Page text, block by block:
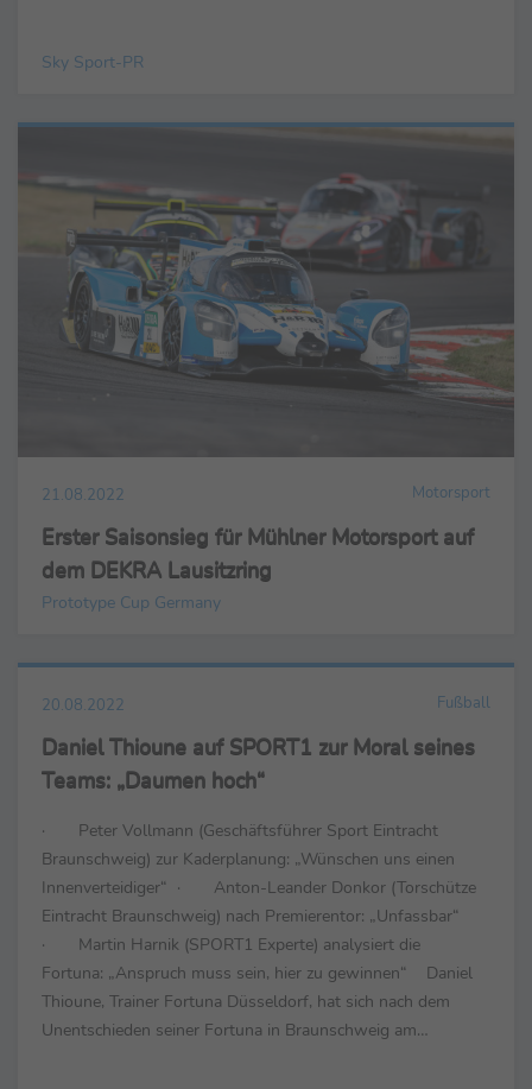
Sky Sport-PR
21.08.2022 Motorsport
Erster Saisonsieg für Mühlner Motorsport auf
dem DEKRA Lausitzring
Prototype Cup Germany
20.08.2022 Fußball
Daniel Thioune auf SPORT1 zur Moral seines
Teams: „Daumen hoch“
· Peter Vollmann (Geschäftsführer Sport Eintracht
Braunschweig) zur Kaderplanung: „Wünschen uns einen
Innenverteidiger“ · Anton-Leander Donkor (Torschütze
Eintracht Braunschweig) nach Premierentor: „Unfassbar“
· Martin Harnik (SPORT1 Experte) analysiert die
Fortuna: „Anspruch muss sein, hier zu gewinnen“ Daniel
Thioune, Trainer Fortuna Düsseldorf, hat sich nach dem
Unentschieden seiner Fortuna in Braunschweig am